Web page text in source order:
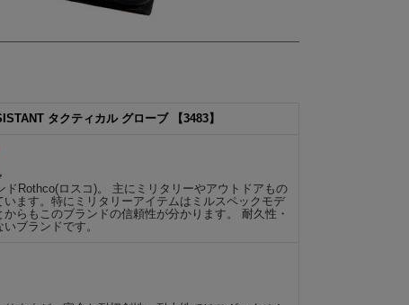
タクティカル グローブ 【3483】
Rothco(ロスコ)。 主にミリタリーやアウトドアもの
ます。特にミリタリーアイテムはミルスペックモデ
らもこのブランドの信頼性が分かります。 耐久性・
ブランドです。